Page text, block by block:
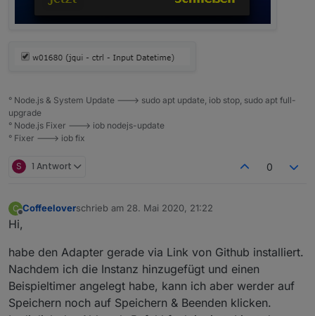
° Node.js & System Update ---> sudo apt update, iob stop, sudo apt full-
upgrade
° Node.js Fixer ---> iob nodejs-update
° Fixer ---> iob fix
S 1 Antwort 0
C Coffeeloverschrieb am 28. Mai 2020, 21:22
zuletzt editiert von
Hi,
habe den Adapter gerade via Link von Github installiert.
Nachdem ich die Instanz hinzugefügt und einen
Beispieltimer angelegt habe, kann ich aber werder auf
Speichern noch auf Speichern & Beenden klicken.